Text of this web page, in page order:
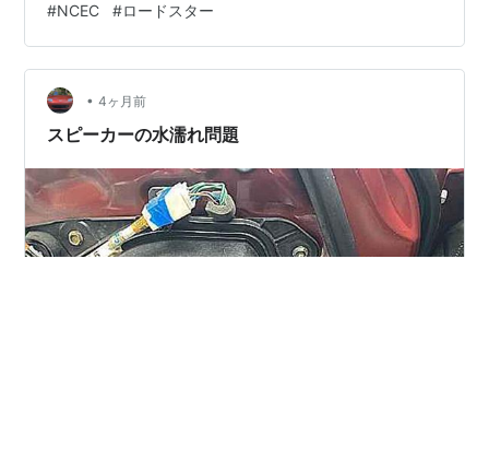
へ侵入する水が雨の如くザーザーでなければ効果はある
んでは。が、減ったとしても、水が溜まるのであれば、
そん時は板金を削るしかないか。
#NCEC #ロードスター
• 4ヶ月前
スピーカーの水濡れ問題